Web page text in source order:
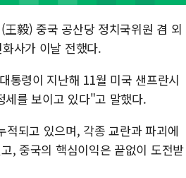
毅) 중국 공산당 정치국위원 겸 외
사가 이날 전했다.
통령이 지난해 11월 미국 샌프란시
를 보이고 있다"고 말했다.
되고 있으며, 각종 교란과 파괴에
, 중국의 핵심이익은 끝없이 도전받